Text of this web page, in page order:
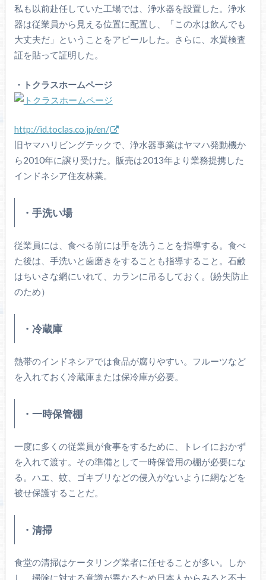
私も以前赴任していた工場では、浄水器を設置した。浄水
器は従業員から見える位置に配置し、「この水は飲んでも
大丈夫だ」ということをアピールした。さらに、水質検査
証を貼って証明した。
・トクラスホームページ
http://id.toclas.co.jp/en/
旧ヤマハリビングテックで、浄水器事業はヤマハ発動機か
ら2010年に譲り受けた。販売は2013年より業務提携した
インドネシア住友林業。
・手洗い場
従業員には、食べる前には手を洗うことを指導する。食べ
た後は、手洗いと歯磨きをすることも指導すること。石鹸
はちいさな網にいれて、カランに吊るしておく。(紛失防止
のため）
・冷蔵庫
熱帯のインドネシアでは食品が腐りやすい。フルーツなど
を入れておく冷蔵庫または保冷庫が必要。
・一時保管棚
一度に多くの従業員が食事をするために、トレイにおかず
を入れて渡す。その準備として一時保管用の棚が必要にな
る。ハエ、蚊、ゴキブリなどの侵入がないように網などを
被せ保護することだ。
・清掃
食堂の清掃はケータリング業者に任せることが多い。しか
し、掃除に対する意識が異なるため日本人からみると不十